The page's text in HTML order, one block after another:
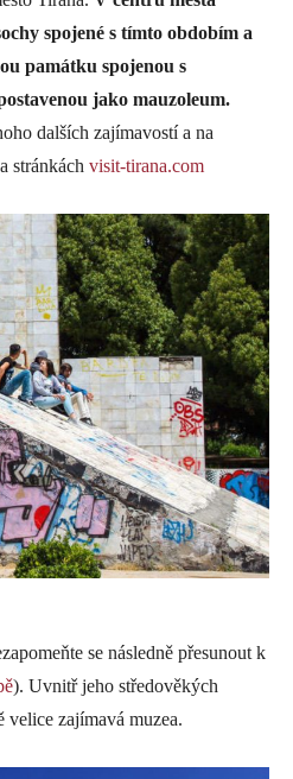
spojené s tímto obdobím a
památku spojenou s
jako mauzoleum.
dalších zajímavostí a na
stránkách visit-tirana.com
se následně přesunout k
). Uvnitř jeho středověkých
velice zajímavá muzea.